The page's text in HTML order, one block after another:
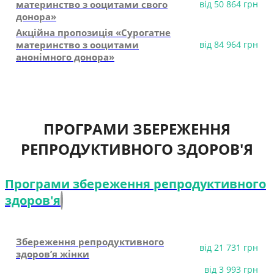
материнство з ооцитами свого
донора»
від 50 864 грн
Акційна пропозиція «Сурогатне
материнство з ооцитами
анонімного донора»
від 84 964 грн
ПРОГРАМИ ЗБЕРЕЖЕННЯ
РЕПРОДУКТИВНОГО ЗДОРОВ'Я
Програми збереження репродуктивного
здоров'я
Збереження репродуктивного
здоров’я жінки
від 21 731 грн
від 3 993 грн